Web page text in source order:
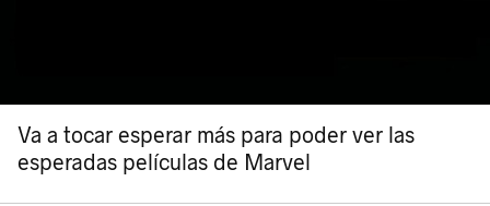
Va a tocar esperar más para poder ver las
esperadas películas de Marvel